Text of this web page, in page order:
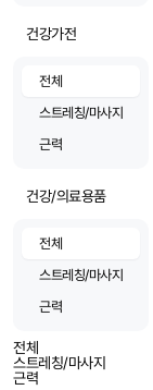
건강가전
전체
스트레칭/마사지
근력
건강/의료용품
전체
스트레칭/마사지
근력
전체
스트레칭/마사지
근력